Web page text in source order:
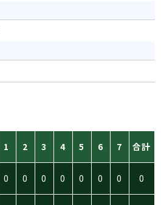
1 2 3 4 5 6 7 合計
0 0 0 0 0 0 0 0